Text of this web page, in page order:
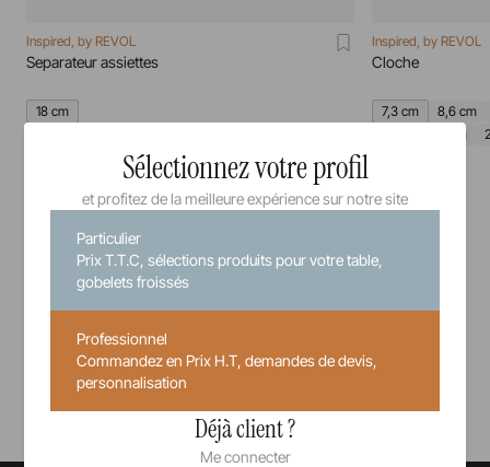
Inspired, by REVOL
Separateur assiettes
18 cm
2,96 €
Prix unitaire TTC
Inspired, by REVOL
Cloche
7,3 cm
8,6 cm
21 cm
Voir tous nos produits
Sélectionnez votre profil
et profitez de la meilleure expérience sur notre site
Particulier
Prix T.T.C, sélections produits pour votre table,
gobelets froissés
Professionnel
Commandez en Prix H.T, demandes de devis,
personnalisation
Déjà client ?
Me connecter